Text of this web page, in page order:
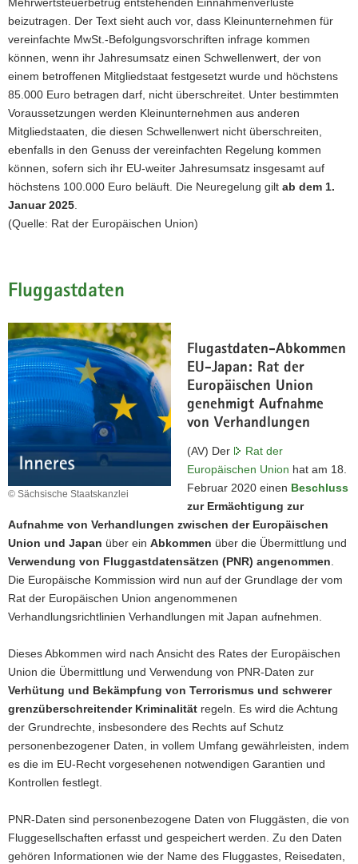
beizutragen. Der Text sieht auch vor, dass Kleinunternehmen für
vereinfachte MwSt.-Befolgungsvorschriften infrage kommen
können, wenn ihr Jahresumsatz einen Schwellenwert, der von
einem betroffenen Mitgliedstaat festgesetzt wurde und höchstens
85.000 Euro betragen darf, nicht überschreitet. Unter bestimmten
Voraussetzungen werden Kleinunternehmen aus anderen
Mitgliedstaaten, die diesen Schwellenwert nicht überschreiten,
ebenfalls in den Genuss der vereinfachten Regelung kommen
können, sofern sich ihr EU-weiter Jahresumsatz insgesamt auf
höchstens 100.000 Euro beläuft. Die Neuregelung gilt ab dem 1.
Januar 2025
(Quelle: Rat der Europäischen Union)
Fluggastdaten
© Sächsische Staatskanzlei
Flugastdaten-Abkommen
EU-Japan: Rat der
Europäischen Union
genehmigt Aufnahme
von Verhandlungen
(AV) Der
Rat der
Europäischen Union hat am 18.
Februar 2020 einen Beschluss
zur Ermächtigung zur
Aufnahme von Verhandlungen zwischen der Europäischen
Union und Japan über ein Abkommen über die Übermittlung und
Verwendung von Fluggastdatensätzen (PNR) angenommen
Die Europäische Kommission wird nun auf der Grundlage der vom
Rat der Europäischen Union angenommenen
Verhandlungsrichtlinien Verhandlungen mit Japan aufnehmen.
Dieses Abkommen wird nach Ansicht des Rates der Europäischen
Union die Übermittlung und Verwendung von PNR-Daten zur
Verhütung und Bekämpfung von Terrorismus und schwerer
grenzüberschreitender Kriminalität regeln. Es wird die Achtung
der Grundrechte, insbesondere des Rechts auf Schutz
personenbezogener Daten, in vollem Umfang gewährleisten, indem
es die im EU-Recht vorgesehenen notwendigen Garantien und
Kontrollen festlegt.
PNR-Daten sind personenbezogene Daten von Fluggästen, die von
Fluggesellschaften erfasst und gespeichert werden. Zu den Daten
gehören Informationen wie der Name des Fluggastes, Reisedaten,